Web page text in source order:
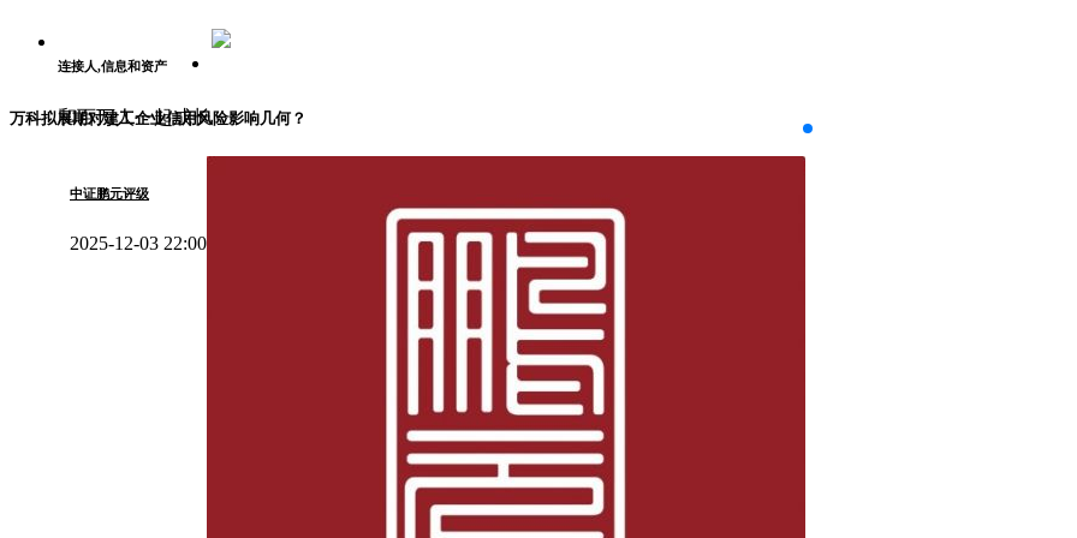
连接人,信息和资产
和百万人一起成长
万科拟展期对建工企业信用风险影响几何？
中证鹏元评级
2025-12-03 22:00